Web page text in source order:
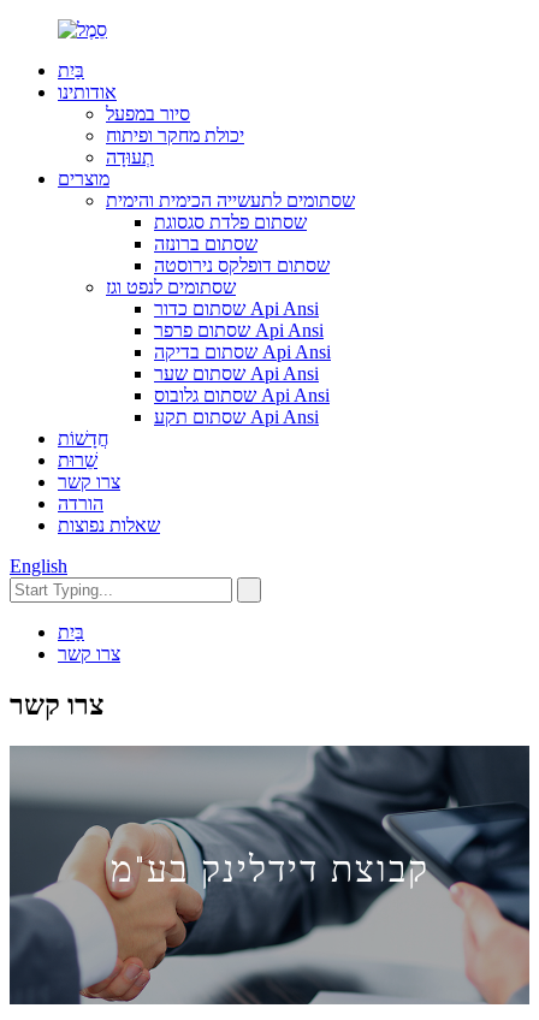
בַּיִת
אודותינו
סיור במפעל
יכולת מחקר ופיתוח
תְעוּדָה
מוצרים
שסתומים לתעשייה הכימית והימית
שסתום פלדת סגסוגת
שסתום ברונזה
שסתום דופלקס נירוסטה
שסתומים לנפט וגז
שסתום כדור Api Ansi
שסתום פרפר Api Ansi
שסתום בדיקה Api Ansi
שסתום שער Api Ansi
שסתום גלובוס Api Ansi
שסתום תקע Api Ansi
חֲדָשׁוֹת
שֵׁרוּת
צרו קשר
הורדה
שאלות נפוצות
English
בַּיִת
צרו קשר
צרו קשר
קבוצת דידלינק בע"מ